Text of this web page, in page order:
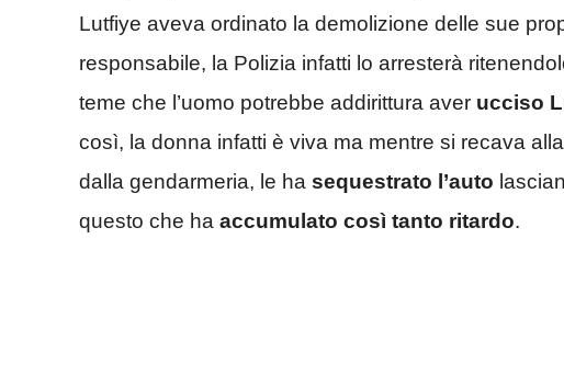
Lutfiye aveva ordinato la demolizione delle sue
responsabile, la Polizia infatti lo arresterà
teme che l’uomo potrebbe addirittura aver ucciso
così, la donna infatti è viva ma mentre si recava
dalla gendarmeria, le ha sequestrato l’auto
questo che ha accumulato così tanto ritardo.